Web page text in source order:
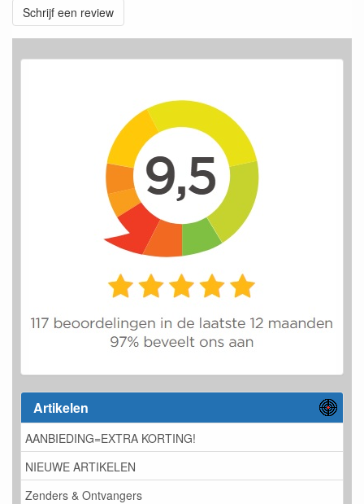
Artikelen
AANBIEDING=EXTRA KORTING!
NIEUWE ARTIKELEN
Zenders & Ontvangers
Schrijf een review